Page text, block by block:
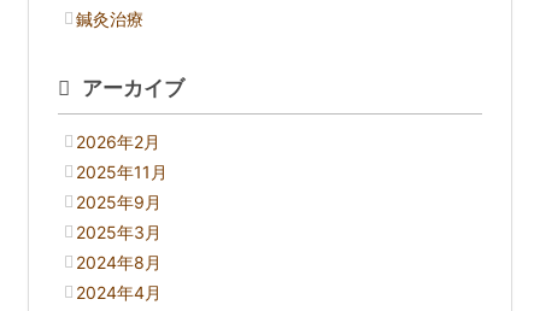
鍼灸治療
アーカイブ
2026年2月
2025年11月
2025年9月
2025年3月
2024年8月
2024年4月